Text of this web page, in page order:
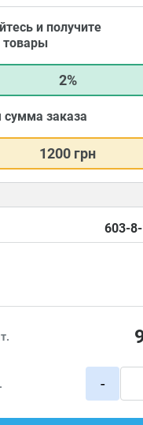
и получите
товары
2%
заказа
1200 грн
603-
-